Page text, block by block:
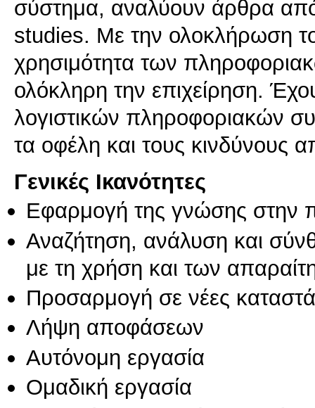
σύστημα, αναλύουν άρθρα από
studies. Με την ολοκλήρωση
χρησιμότητα των
ολόκληρη την επιχείρηση.
λογιστικών πληροφοριακών
τα οφέλη και τους κινδύνους
Γενικές Ικανότητες
Εφαρμογή της γνώσης στην
Αναζήτηση, ανάλυση και
με τη χρήση και των
Προσαρμογή σε νέες
Λήψη αποφάσεων
Αυτόνομη εργασία
Ομαδική εργασία